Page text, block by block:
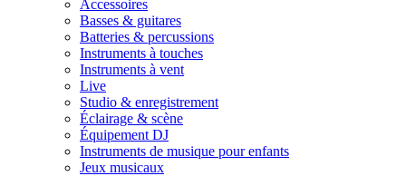
Accessoires
Basses & guitares
Batteries & percussions
Instruments à touches
Instruments à vent
Live
Studio & enregistrement
Éclairage & scène
Équipement DJ
Instruments de musique pour enfants
Jeux musicaux